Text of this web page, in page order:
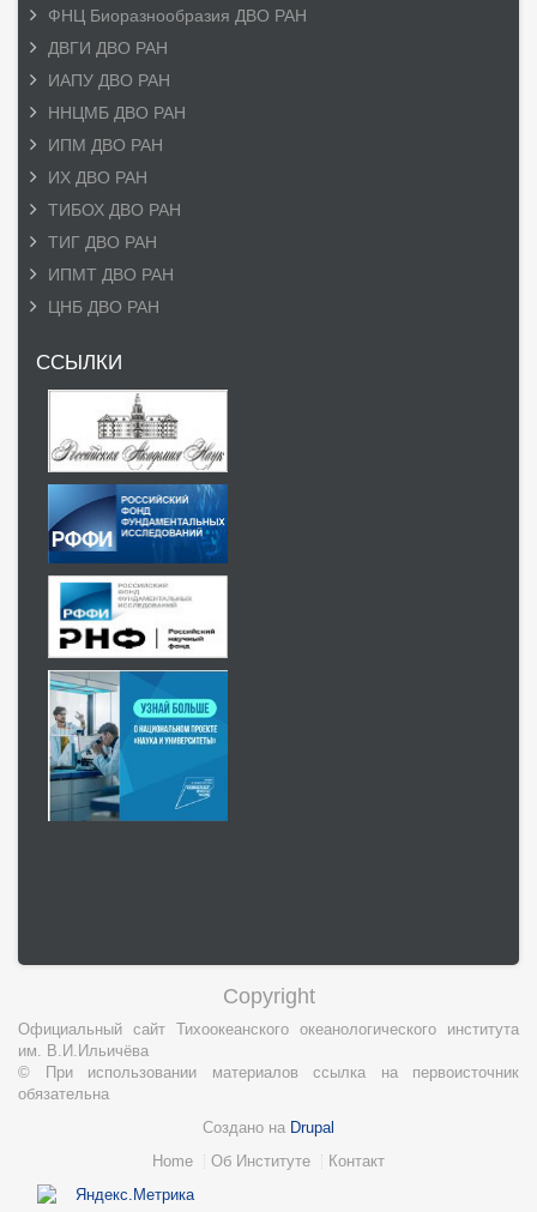
ФНЦ Биоразнообразия ДВО РАН
ДВГИ ДВО РАН
ИАПУ ДВО РАН
ННЦМБ ДВО РАН
ИПМ ДВО РАН
ИХ ДВО РАН
ТИБОХ ДВО РАН
ТИГ ДВО РАН
ИПМТ ДВО РАН
ЦНБ ДВО РАН
ССЫЛКИ
Copyright
Официальный сайт Тихоокеанского океанологического института
им. В.И.Ильичёва
© При использовании материалов ссылка на первоисточник
обязательна
Создано на Drupal
колонтитул
Home Об Институте Контакт